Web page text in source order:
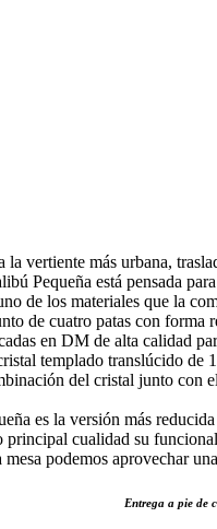
vertiente más urbana,
Pequeña está pensada
de los materiales que la
de cuatro patas con forma
en DM de alta calidad
templado translúcido de
del cristal junto con
es la versión más
principal cualidad su
podemos aprovechar
Entrega a pie de